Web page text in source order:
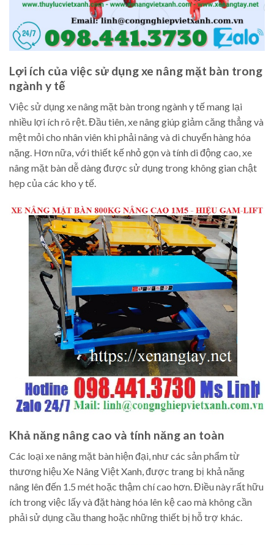
Lợi ích của việc sử dụng xe nâng mặt bàn trong
ngành y tế
Việc sử dụng xe nâng mặt bàn trong ngành y tế mang lại
nhiều lợi ích rõ rệt. Đầu tiên, xe nâng giúp giảm căng thẳng và
mệt mỏi cho nhân viên khi phải nâng và di chuyển hàng hóa
nặng. Hơn nữa, với thiết kế nhỏ gọn và tính di động cao, xe
nâng mặt bàn dễ dàng được sử dụng trong không gian chật
hẹp của các kho y tế.
Khả năng nâng cao và tính năng an toàn
Các loại xe nâng mặt bàn hiện đại, như các sản phẩm từ
thương hiệu Xe Nâng Việt Xanh, được trang bị khả năng
nâng lên đến 1.5 mét hoặc thậm chí cao hơn. Điều này rất hữu
ích trong việc lấy và đặt hàng hóa lên kệ cao mà không cần
phải sử dụng cầu thang hoặc những thiết bị hỗ trợ khác.